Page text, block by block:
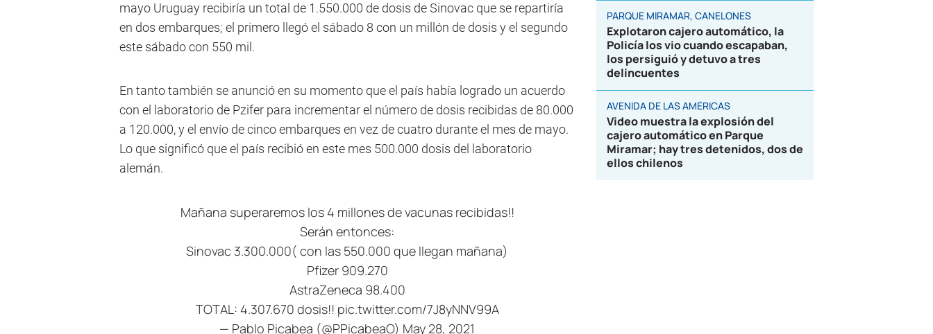
mayo Uruguay recibiría un total de 1.550.000 de dosis de Sinovac que se repartiría
en dos embarques; el primero llegó el sábado 8 con un millón de dosis y el segundo
este sábado con 550 mil.
En tanto también se anunció en su momento que el país había logrado un acuerdo
con el laboratorio de Pzifer para incrementar el número de dosis recibidas de 80.000
a 120.000, y el envío de cinco embarques en vez de cuatro durante el mes de mayo.
Lo que significó que el país recibió en este mes 500.000 dosis del laboratorio
alemán.
Mañana superaremos los 4 millones de vacunas recibidas!!
Serán entonces:
Sinovac 3.300.000( con las 550.000 que llegan mañana)
Pfizer 909.270
AstraZeneca 98.400
TOTAL: 4.307.670 dosis!! pic.twitter.com/7J8yNNV99A
— Pablo Picabea (@PPicabeaO) May 28, 2021
PARQUE MIRAMAR, CANELONES
Explotaron cajero automático, la
Policía los vio cuando escapaban,
los persiguió y detuvo a tres
delincuentes
AVENIDA DE LAS AMÉRICAS
Video muestra la explosión del
cajero automático en Parque
Miramar; hay tres detenidos, dos de
ellos chilenos